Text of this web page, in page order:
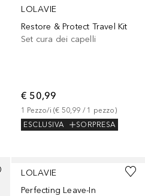
LOLAVIE
Restore & Protect Travel Kit
Set cura dei capelli
€ 50,99
1 Pezzo/i (€ 50,99 / 1 pezzo)
ESCLUSIVA
SORPRESA
LOLAVIE
Perfecting Leave-In